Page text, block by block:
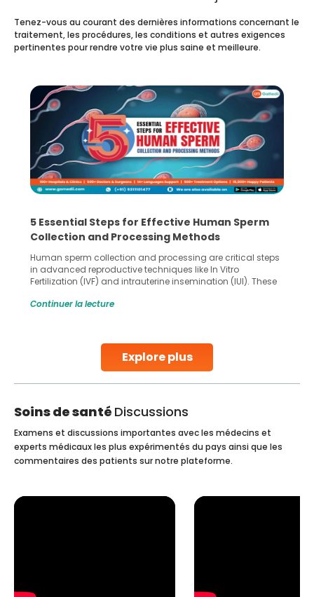
Explore plus
Tenez-vous au courant des dernières informations concernant le
traitement, les procédures, les conditions et autres exigences
pertinentes pour rendre votre vie plus saine et meilleure.
5 Essential Steps for Effective Human Sperm
Collection and Processing Methods
Human sperm collection and processing are critical steps
in advanced reproductive techniques like In Vitro
Fertilization (IVF) and intrauterine insemination (IUI). These
challenges and help couples achieve their dream of
collected, they process the
Continuer la lecture
Soins de santé Discussions
Examens et discussions importantes avec les médecins et
experts médicaux les plus expérimentés du pays ainsi que les
commentaires des patients sur notre plateforme.